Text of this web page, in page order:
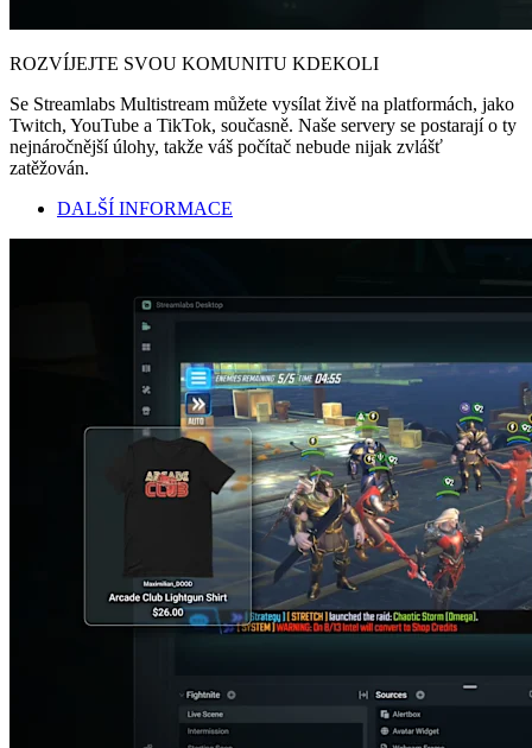
ROZVÍJEJTE SVOU KOMUNITU KDEKOLI
Se Streamlabs Multistream můžete vysílat živě na platformách, jako
Twitch, YouTube a TikTok, současně. Naše servery se postarají o ty
nejnáročnější úlohy, takže váš počítač nebude nijak zvlášť
zatěžován.
DALŠÍ INFORMACE